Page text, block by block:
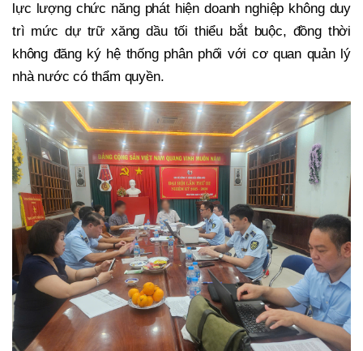
lực lượng chức năng phát hiện doanh nghiệp không duy
trì mức dự trữ xăng dầu tối thiểu bắt buộc, đồng thời
không đăng ký hệ thống phân phối với cơ quan quản lý
nhà nước có thẩm quyền.